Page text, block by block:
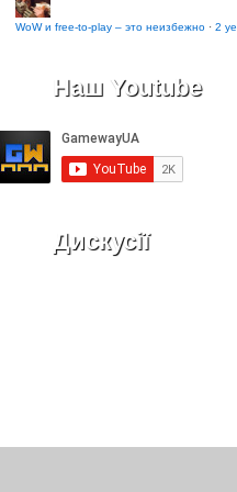
WoW и free-to-play – это неизбежно · 2
Наш Youtube
Дискусії